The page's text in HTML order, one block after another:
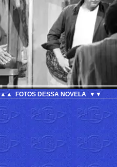
▲▲ FOTOS DESSA NOVELA ▼▼